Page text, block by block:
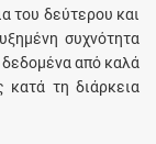
του δεύτερου και
συχνότητα
από καλά
κατά τη διάρκεια